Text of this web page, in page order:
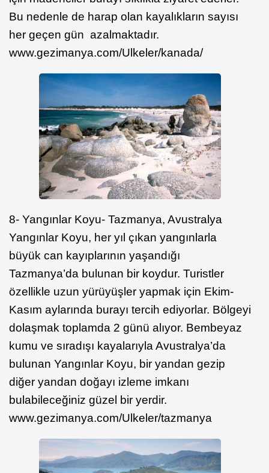
Bu nedenle de harap olan kayalıkların sayısı
her geçen gün azalmaktadır.
www.gezimanya.com/Ulkeler/kanada/
8- Yangınlar Koyu- Tazmanya, Avustralya
Yangınlar Koyu, her yıl çıkan yangınlarla
büyük can kayıplarının yaşandığı
Tazmanya’da bulunan bir koydur. Turistler
özellikle uzun yürüyüşler yapmak için Ekim-
Kasım aylarında burayı tercih ediyorlar. Bölgeyi
dolaşmak toplamda 2 günü alıyor. Bembeyaz
kumu ve sıradışı kayalarıyla Avustralya’da
bulunan Yangınlar Koyu, bir yandan gezip
diğer yandan doğayı izleme imkanı
bulabileceğiniz güzel bir yerdir.
www.gezimanya.com/Ulkeler/tazmanya